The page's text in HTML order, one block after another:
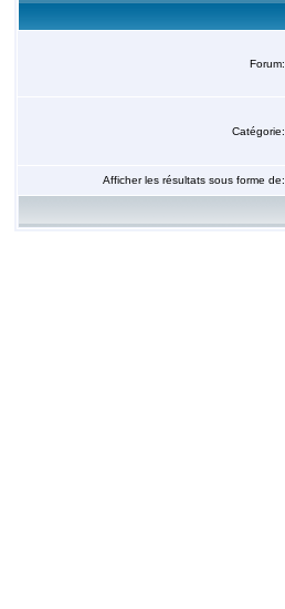
Forum:
Catégorie:
Afficher les résultats sous forme de: